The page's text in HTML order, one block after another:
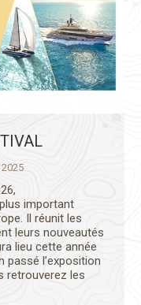
important
Il réunit les
leurs nouveautés
lieu cette année
passé l’exposition
retrouverez les